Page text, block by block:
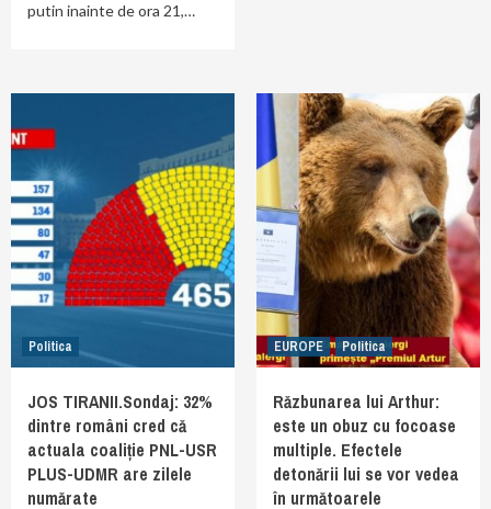
putin inainte de ora 21,…
Politica
JOS TIRANII.Sondaj: 32%
dintre români cred că
actuala coaliție PNL-USR
PLUS-UDMR are zilele
numărate
EUROPE Politica
Răzbunarea lui Arthur:
este un obuz cu focoase
multiple. Efectele
detonării lui se vor vedea
în următoarele